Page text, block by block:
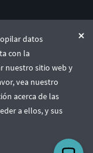
datos
con la
nuestro sitio web y
vea nuestro
acerca de las
a ellos, y sus
Español